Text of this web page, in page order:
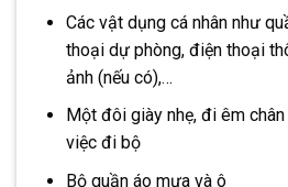
Các vật dụng cá nhân như
thoại dự phòng, điện thoại
ảnh (nếu có),…
Một đôi giày nhẹ, đi êm
việc đi bộ
Bộ quần áo mưa và ô